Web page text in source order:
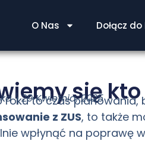
O Nas Dołącz do
się
29 Kwietnia, 2025
to czas
z ZUS, to także
wpłynąć na poprawę